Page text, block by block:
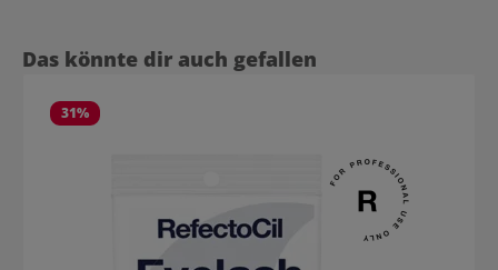
Produktgalerie überspringen
Das könnte dir auch gefallen
31%